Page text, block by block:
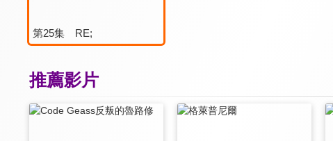
第25集 RE;
推薦影片